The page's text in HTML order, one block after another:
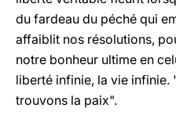
du fardeau du péché qui
affaiblit nos résolutions,
notre bonheur ultime en
liberté infinie, la vie infinie.
trouvons la paix".